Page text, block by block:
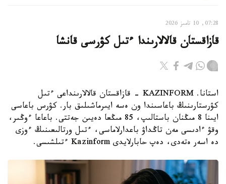
07:28, 10 تامىز 2026
قازاقستان قالالارىندا ءتىل كۋرسى قانشا
استانا. KAZINFORM - قازاقستان قالالارىنداعى ءتىل
كۋرستارىنىڭ باعاسىندا ون ەسە ايىرماشىلىق بار. كۋرس باعاسى
ايىنا 8 مىڭنان باستالىپ، 85 مىڭعا دەيىن جەتتى. باعاعا ءوڭىر،
وقۋ ءادىسى مەن تاڭداۋ باعدارلاماسى، ءتىل ورتالىعىنىڭ ءوزى
دە اسەر ەتەدى، دەپ حابارلايدى Kazinform ءتىلشىسى.